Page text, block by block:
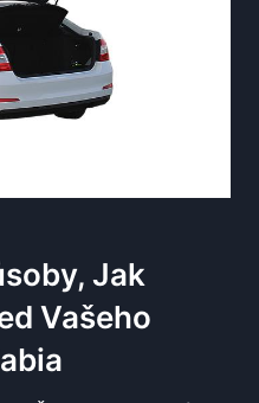
Jak
Vašeho